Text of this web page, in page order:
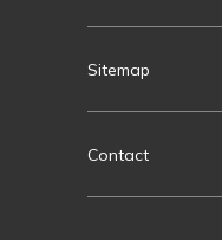
Sitemap
Contact